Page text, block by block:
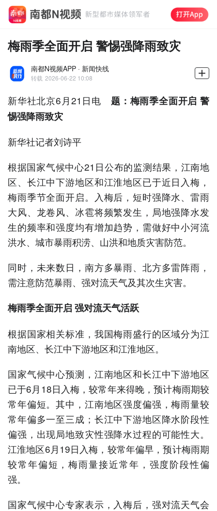
梅雨季全面开启 警惕强降雨致灾
南都N视频APP · 新闻快线
转载 2026-06-22 10:08
新华社北京6月21日电 题：梅雨季全面开启 警
惕强降雨致灾
新华社记者刘诗平
根据国家气候中心21日公布的监测结果，江南地
区、长江中下游地区和江淮地区已于近日入梅，
梅雨季节全面开启。入梅后，短时强降水、雷雨
大风、龙卷风、冰雹将频繁发生，局地强降水发
生的频率和强度均有增加趋势，需做好中小河流
洪水、城市暴雨积涝、山洪和地质灾害防范。
同时，未来数日，南方多暴雨、北方多雷阵雨，
需注意防范暴雨、强对流天气及其次生灾害。
梅雨季全面开启 强对流天气活跃
根据国家相关标准，我国梅雨盛行的区域分为江
南地区、长江中下游地区和江淮地区。
国家气候中心预测，江南地区和长江中下游地区
已于6月18日入梅，较常年来得晚，预计梅雨期较
常年偏短。其中，江南地区强度偏强，梅雨量较
常年偏多一至三成；长江中下游地区降水阶段性
偏强，出现局地致灾性强降水过程的可能性大。
江淮地区6月19日入梅，较常年偏早，预计梅雨期
较常年偏短，梅雨量接近常年，强度阶段性偏
强。
国家气候中心专家表示，入梅后，强对流天气会